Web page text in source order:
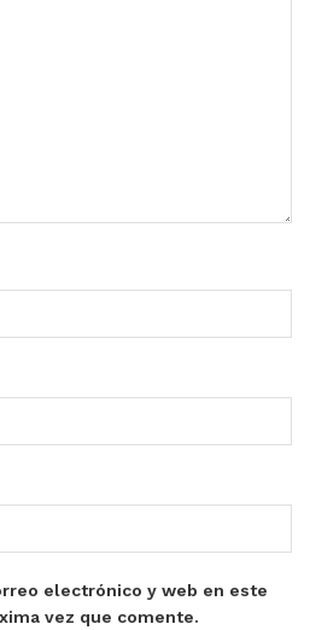
electrónico y web en este
vez que comente.